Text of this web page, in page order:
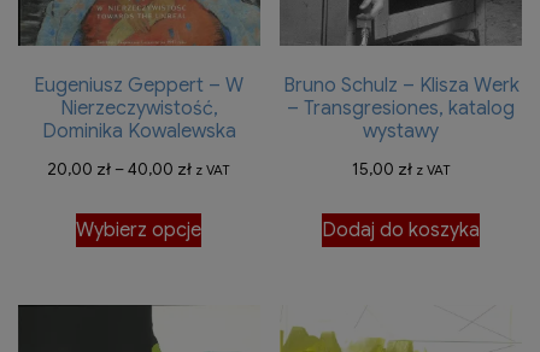
Eugeniusz Geppert – W
Nierzeczywistość,
Dominika Kowalewska
20,00 zł –40,00 złZakres
od
z VAT
Wybierz opcje
Ten
produkt
wariantów.
Bruno Schulz – Klisza Werk
– Transgresiones, katalog
wystawy
15,00 zł z VAT
Dodaj do koszyka